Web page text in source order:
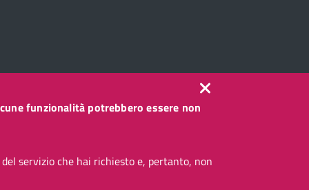
funzionalità potrebbero essere non
servizio che hai richiesto e, pertanto, non